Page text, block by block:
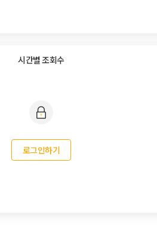
시간별 조회수
로그인하기